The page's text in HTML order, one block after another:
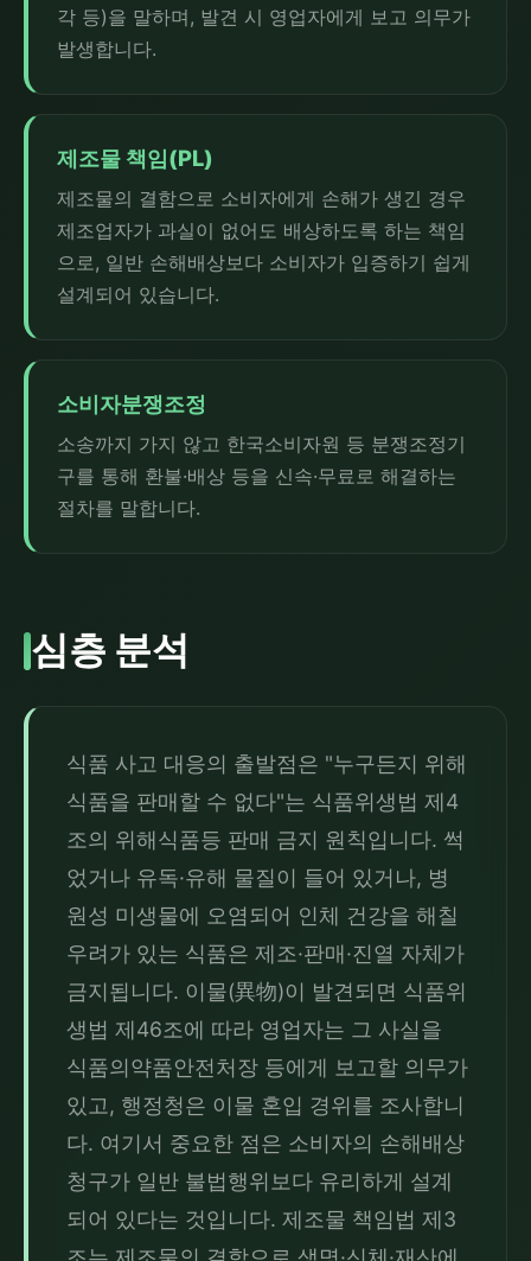
각 등)을 말하며, 발견 시 영업자에게 보고 의무가
발생합니다.
제조물 책임(PL)
제조물의 결함으로 소비자에게 손해가 생긴 경우
제조업자가 과실이 없어도 배상하도록 하는 책임
으로, 일반 손해배상보다 소비자가 입증하기 쉽게
설계되어 있습니다.
소비자분쟁조정
소송까지 가지 않고 한국소비자원 등 분쟁조정기
구를 통해 환불·배상 등을 신속·무료로 해결하는
절차를 말합니다.
심층 분석
식품 사고 대응의 출발점은 "누구든지 위해
식품을 판매할 수 없다"는 식품위생법 제4
조의 위해식품등 판매 금지 원칙입니다. 썩
었거나 유독·유해 물질이 들어 있거나, 병
원성 미생물에 오염되어 인체 건강을 해칠
우려가 있는 식품은 제조·판매·진열 자체가
금지됩니다. 이물(異物)이 발견되면 식품위
생법 제46조에 따라 영업자는 그 사실을
식품의약품안전처장 등에게 보고할 의무가
있고, 행정청은 이물 혼입 경위를 조사합니
다. 여기서 중요한 점은 소비자의 손해배상
청구가 일반 불법행위보다 유리하게 설계
되어 있다는 것입니다. 제조물 책임법 제3